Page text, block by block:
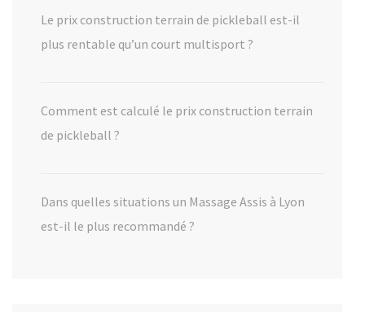
Le prix construction terrain de pickleball est-il
plus rentable qu’un court multisport ?
Comment est calculé le prix construction terrain
de pickleball ?
Dans quelles situations un Massage Assis à Lyon
est-il le plus recommandé ?